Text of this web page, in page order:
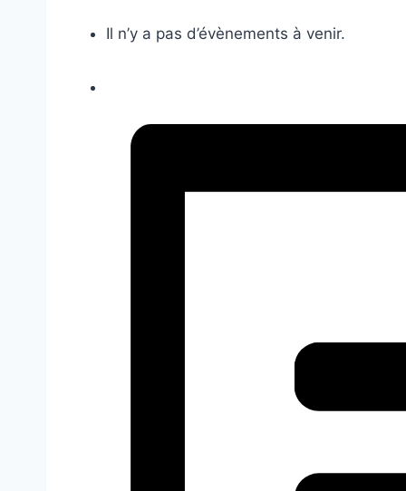
Il n’y a pas d’évènements à venir.